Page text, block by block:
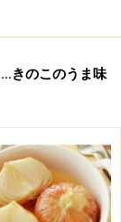
大さじ1
少々
少々
きのこのうま味